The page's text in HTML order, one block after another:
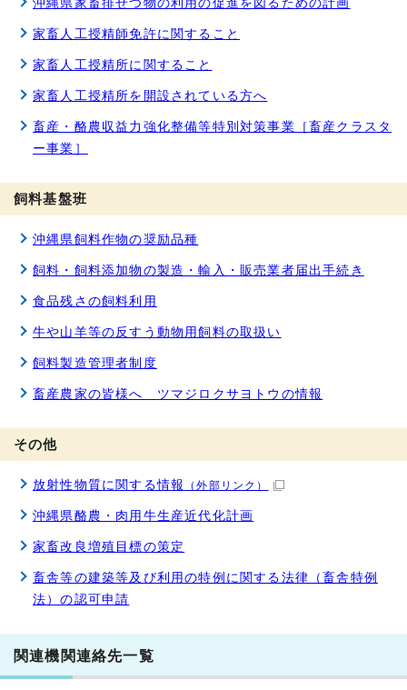
沖縄県家畜排せつ物の利用の促進を図るための計画
家畜人工授精師免許に関すること
家畜人工授精所に関すること
家畜人工授精所を開設されている方へ
畜産・酪農収益力強化整備等特別対策事業［畜産クラスタ
ー事業］
飼料基盤班
沖縄県飼料作物の奨励品種
飼料・飼料添加物の製造・輸入・販売業者届出手続き
食品残さの飼料利用
牛や山羊等の反すう動物用飼料の取扱い
飼料製造管理者制度
畜産農家の皆様へ ツマジロクサヨトウの情報
その他
放射性物質に関する情報 （外部リンク）
沖縄県酪農・肉用牛生産近代化計画
家畜改良増殖目標の策定
畜舎等の建築等及び利用の特例に関する法律（畜舎特例
法）の認可申請
関連機関連絡先一覧